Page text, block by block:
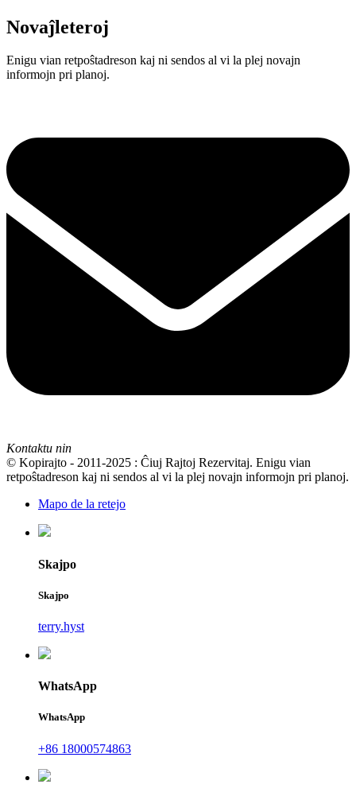
Novaĵleteroj
Enigu vian retpoŝtadreson kaj ni sendos al vi la plej novajn
informojn pri planoj.
Kontaktu nin
© Kopirajto - 2011-2025 : Ĉiuj Rajtoj Rezervitaj. Enigu vian
retpoŝtadreson kaj ni sendos al vi la plej novajn informojn pri planoj.
Mapo de la retejo
Skajpo
Skajpo
terry.hyst
WhatsApp
WhatsApp
+86 18000574863